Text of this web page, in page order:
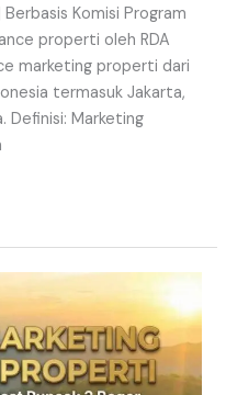
Komisi Program
properti oleh RDA
marketing properti dari
termasuk Jakarta,
Definisi: Marketing